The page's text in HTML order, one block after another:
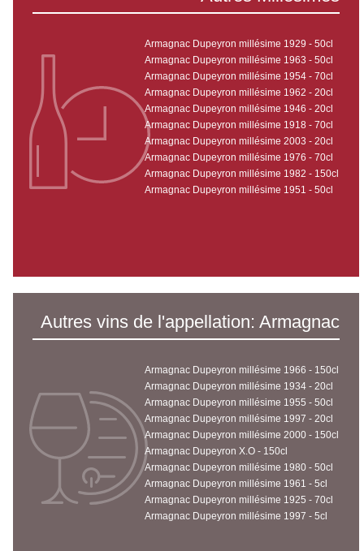
Armagnac Dupeyron millésime 1929 - 50cl
Armagnac Dupeyron millésime 1963 - 50cl
Armagnac Dupeyron millésime 1954 - 70cl
Armagnac Dupeyron millésime 1962 - 20cl
Armagnac Dupeyron millésime 1946 - 20cl
Armagnac Dupeyron millésime 1918 - 70cl
Armagnac Dupeyron millésime 2003 - 20cl
Armagnac Dupeyron millésime 1976 - 70cl
Armagnac Dupeyron millésime 1982 - 150cl
Armagnac Dupeyron millésime 1951 - 50cl
Autres vins de l'appellation: Armagnac
Armagnac Dupeyron millésime 1966 - 150cl
Armagnac Dupeyron millésime 1934 - 20cl
Armagnac Dupeyron millésime 1955 - 50cl
Armagnac Dupeyron millésime 1997 - 20cl
Armagnac Dupeyron millésime 2000 - 150cl
Armagnac Dupeyron X.O - 150cl
Armagnac Dupeyron millésime 1980 - 50cl
Armagnac Dupeyron millésime 1961 - 5cl
Armagnac Dupeyron millésime 1925 - 70cl
Armagnac Dupeyron millésime 1997 - 5cl